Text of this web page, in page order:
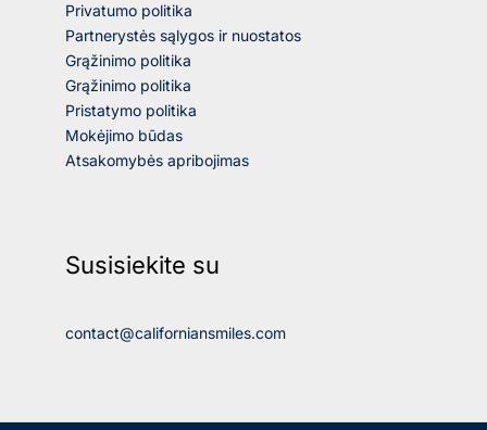
Privatumo politika
Partnerystės sąlygos ir nuostatos
Grąžinimo politika
Grąžinimo politika
Pristatymo politika
Mokėjimo būdas
Atsakomybės apribojimas
Susisiekite su
contact@californiansmiles.com